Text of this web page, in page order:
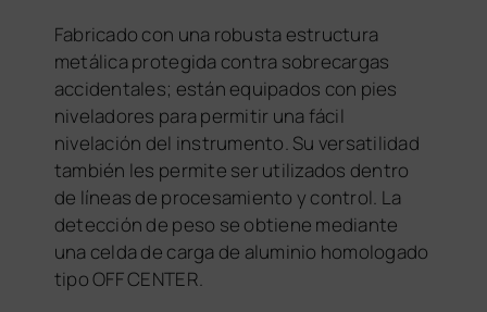
Fabricado con una robusta estructura
metálica protegida contra sobrecargas
accidentales; están equipados con pies
niveladores para permitir una fácil
nivelación del instrumento. Su versatilidad
también les permite ser utilizados dentro
de líneas de procesamiento y control. La
detección de peso se obtiene mediante
una celda de carga de aluminio homologado
tipo OFF CENTER.